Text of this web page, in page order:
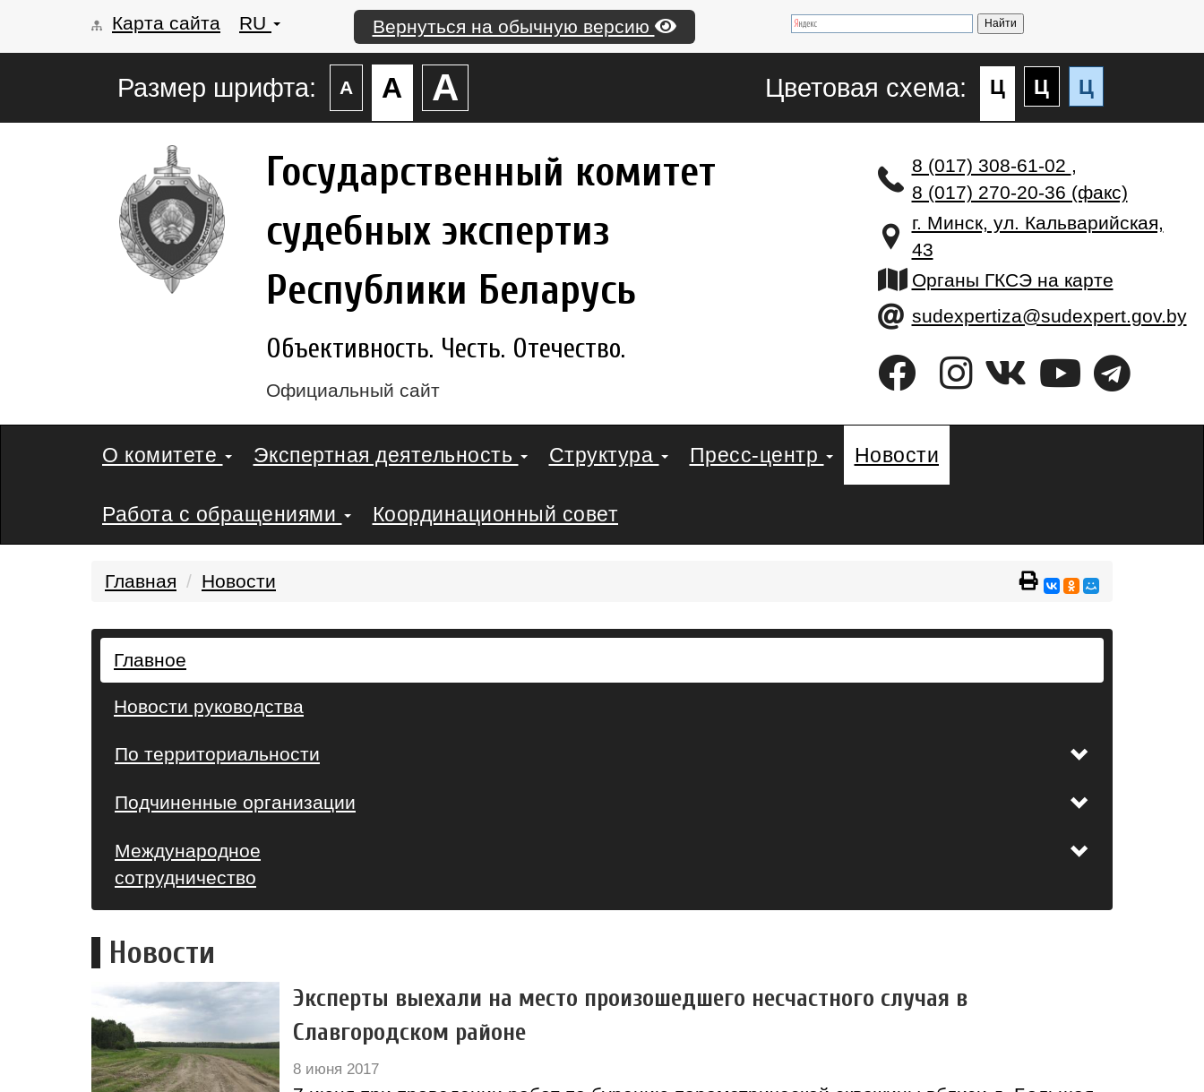
Карта сайта RU Вернуться на обычную версию
Размер шрифта: А А А Цветовая схема: Ц Ц Ц
Государственный комитет
судебных экспертиз
Республики Беларусь
Объективность. Честь. Отечество.
Официальный сайт
8 (017) 308-61-02 ,
8 (017) 270-20-36 (факс)
г. Минск, ул. Кальварийская,
43
Органы ГКСЭ на карте
sudexpertiza@sudexpert.gov.by
О комитете Экспертная деятельность Структура Пресс-центр Новости
Работа с обращениями Координационный совет
Главная Новости
Главное
Новости руководства
По территориальности
Подчиненные организации
Международное
сотрудничество
Новости
Эксперты выехали на место произошедшего несчастного случая в
Славгородском районе
8 июня 2017